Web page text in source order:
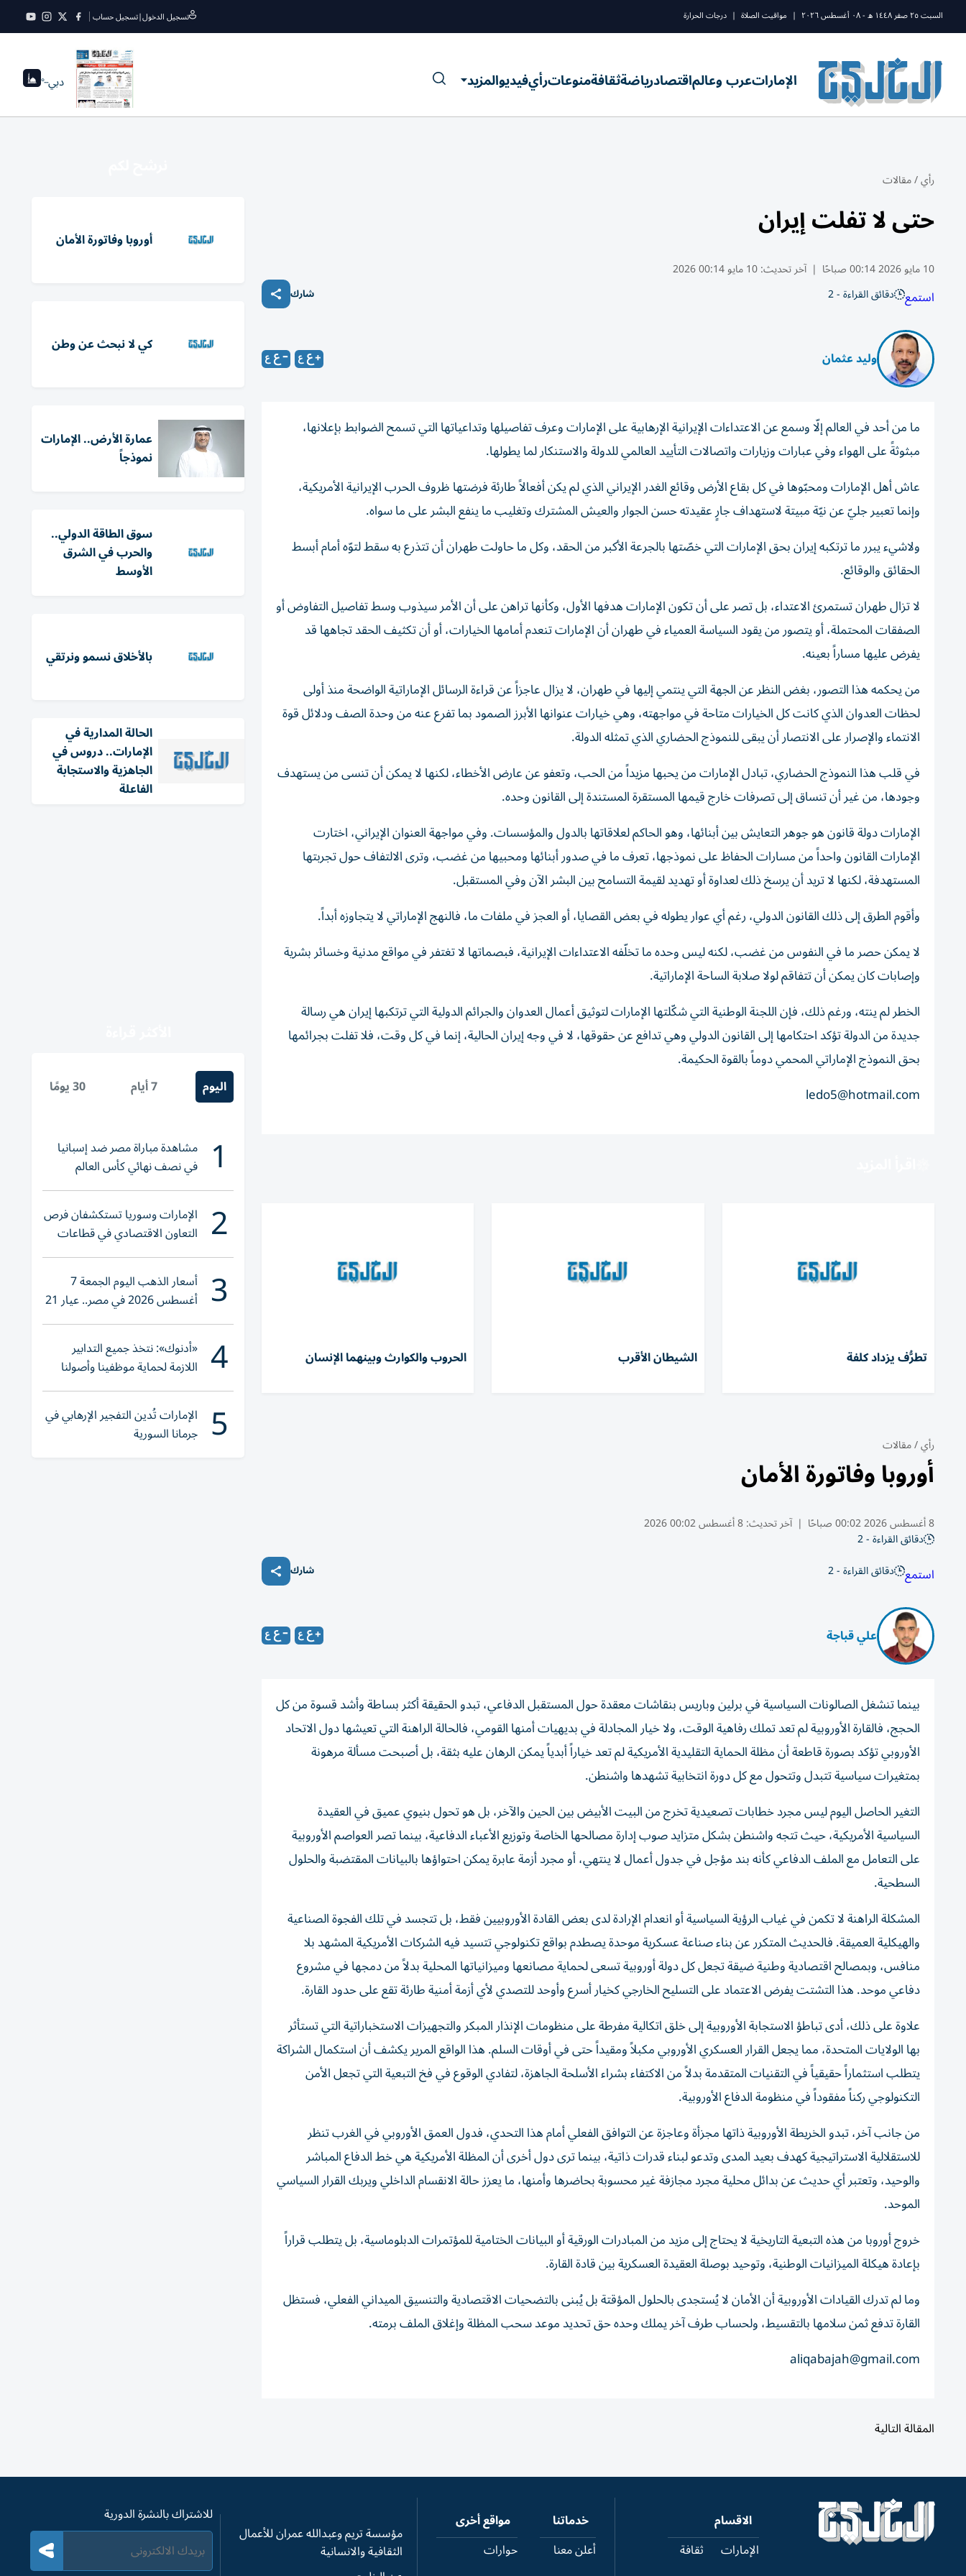
السبت ٢٥ صفر ١٤٤٨ ه - ٠٨ أغسطس ٢٠٢٦ | مواقيت الصلاة | درجات الحرارة تسجيل الدخول|تسجيل حساب
الإماراتعرب وعالماقتصادرياضةثقافةمنوعاترأيفيديوالمزيد دبي--°
رأي/مقالات
حتى لا تفلت إيران
10 مايو 2026 00:14 صباحًا | آخر تحديث:10 مايو 00:14 2026
استمع دقائق القراءة - 2 شارك
وليد عثمان
ما من أحد في العالم إلّا وسمع عن الاعتداءات الإيرانية الإرهابية على الإمارات وعرف تفاصيلها وتداعياتها التي تسمح الضوابط بإعلانها،
مبثوثةً على الهواء وفي عبارات وزيارات واتصالات التأييد العالمي للدولة والاستنكار لما يطولها.
عاش أهل الإمارات ومحبّوها في كل بقاع الأرض وقائع الغدر الإيراني الذي لم يكن أفعالاً طارئة فرضتها ظروف الحرب الإيرانية الأمريكية،
وإنما تعبير جليّ عن نيّة مبيتة لاستهداف جارٍ عقيدته حسن الجوار والعيش المشترك وتغليب ما ينفع البشر على ما سواه.
ولاشيء يبرر ما ترتكبه إيران بحق الإمارات التي خصّتها بالجرعة الأكبر من الحقد، وكل ما حاولت طهران أن تتذرع به سقط لتوّه أمام أبسط
الحقائق والوقائع.
لا تزال طهران تستمرئ الاعتداء، بل تصر على أن تكون الإمارات هدفها الأول، وكأنها تراهن على أن الأمر سيذوب وسط تفاصيل التفاوض أو
الصفقات المحتملة، أو يتصور من يقود السياسة العمياء في طهران أن الإمارات تنعدم أمامها الخيارات، أو أن تكثيف الحقد تجاهها قد
يفرض عليها مساراً بعينه.
من يحكمه هذا التصور، بغض النظر عن الجهة التي ينتمي إليها في طهران، لا يزال عاجزاً عن قراءة الرسائل الإماراتية الواضحة منذ أولى
لحظات العدوان الذي كانت كل الخيارات متاحة في مواجهته، وهي خيارات عنوانها الأبرز الصمود بما تفرع عنه من وحدة الصف ودلائل قوة
الانتماء والإصرار على الانتصار أن يبقى للنموذج الحضاري الذي تمثله الدولة.
في قلب هذا النموذج الحضاري، تبادل الإمارات من يحبها مزيداً من الحب، وتعفو عن عارض الأخطاء، لكنها لا يمكن أن تنسى من يستهدف
وجودها، من غير أن تنساق إلى تصرفات خارج قيمها المستقرة المستندة إلى القانون وحده.
الإمارات دولة قانون هو جوهر التعايش بين أبنائها، وهو الحاكم لعلاقاتها بالدول والمؤسسات. وفي مواجهة العنوان الإيراني، اختارت
الإمارات القانون واحداً من مسارات الحفاظ على نموذجها، تعرف ما في صدور أبنائها ومحبيها من غضب، وترى الالتفاف حول تجربتها
المستهدفة، لكنها لا تريد أن يرسخ ذلك لعداوة أو تهديد لقيمة التسامح بين البشر الآن وفي المستقبل.
وأقوم الطرق إلى ذلك القانون الدولي، رغم أي عوار يطوله في بعض القصايا، أو العجز في ملفات ما، فالنهج الإماراتي لا يتجاوزه أبداً.
لا يمكن حصر ما في النفوس من غضب، لكنه ليس وحده ما تخلّفه الاعتداءات الإيرانية، فبصماتها لا تغتفر في مواقع مدنية وخسائر بشرية
وإصابات كان يمكن أن تتفاقم لولا صلابة الساحة الإماراتية.
الخطر لم ينته، ورغم ذلك، فإن اللجنة الوطنية التي شكّلتها الإمارات لتوثيق أعمال العدوان والجرائم الدولية التي ترتكبها إيران هي رسالة
جديدة من الدولة تؤكد احتكامها إلى القانون الدولي وهي تدافع عن حقوقها، لا في وجه إيران الحالية، إنما في كل وقت، فلا تفلت بجرائمها
بحق النموذج الإماراتي المحمي دوماً بالقوة الحكيمة.
ledo5@hotmail.com
تطرُّف يزداد كلفة الشيطان الأقرب الحروب والكوارث وبينهما الإنسان
رأي/مقالات
أوروبا وفاتورة الأمان
8 أغسطس 2026 00:02 صباحًا | آخر تحديث:8 أغسطس 00:02 2026
دقائق القراءة - 2
استمع دقائق القراءة - 2 شارك
علي قباجة
بينما تنشغل الصالونات السياسية في برلين وباريس بنقاشات معقدة حول المستقبل الدفاعي، تبدو الحقيقة أكثر بساطة وأشد قسوة من كل
الحجج، فالقارة الأوروبية لم تعد تملك رفاهية الوقت، ولا خيار المجادلة في بديهيات أمنها القومي، فالحالة الراهنة التي تعيشها دول الاتحاد
الأوروبي تؤكد بصورة قاطعة أن مظلة الحماية التقليدية الأمريكية لم تعد خياراً أبدياً يمكن الرهان عليه بثقة، بل أصبحت مسألة مرهونة
بمتغيرات سياسية تتبدل وتتحول مع كل دورة انتخابية تشهدها واشنطن.
التغير الحاصل اليوم ليس مجرد خطابات تصعيدية تخرج من البيت الأبيض بين الحين والآخر، بل هو تحول بنيوي عميق في العقيدة
السياسية الأمريكية، حيث تتجه واشنطن بشكل متزايد صوب إدارة مصالحها الخاصة وتوزيع الأعباء الدفاعية، بينما تصر العواصم الأوروبية
على التعامل مع الملف الدفاعي كأنه بند مؤجل في جدول أعمال لا ينتهي، أو مجرد أزمة عابرة يمكن احتواؤها بالبيانات المقتضبة والحلول
السطحية.
المشكلة الراهنة لا تكمن في غياب الرؤية السياسية أو انعدام الإرادة لدى بعض القادة الأوروبيين فقط، بل تتجسد في تلك الفجوة الصناعية
والهيكلية العميقة. فالحديث المتكرر عن بناء صناعة عسكرية موحدة يصطدم بواقع تكنولوجي تتسيد فيه الشركات الأمريكية المشهد بلا
منافس، وبمصالح اقتصادية وطنية ضيقة تجعل كل دولة أوروبية تسعى لحماية مصانعها وميزانياتها المحلية بدلاً من دمجها في مشروع
دفاعي موحد. هذا التشتت يفرض الاعتماد على التسليح الخارجي كخيار أسرع وأوحد للتصدي لأي أزمة أمنية طارئة تقع على حدود القارة.
علاوة على ذلك، أدى تباطؤ الاستجابة الأوروبية إلى خلق اتكالية مفرطة على منظومات الإنذار المبكر والتجهيزات الاستخباراتية التي تستأثر
بها الولايات المتحدة، مما يجعل القرار العسكري الأوروبي مكبلاً ومقيداً حتى في أوقات السلم. هذا الواقع المرير يكشف أن استكمال الشراكة
يتطلب استثماراً حقيقياً في التقنيات المتقدمة بدلاً من الاكتفاء بشراء الأسلحة الجاهزة، لتفادي الوقوع في فخ التبعية التي تجعل الأمن
التكنولوجي ركناً مفقوداً في منظومة الدفاع الأوروبية.
من جانب آخر، تبدو الخريطة الأوروبية ذاتها مجزأة وعاجزة عن التوافق الفعلي أمام هذا التحدي، فدول العمق الأوروبي في الغرب تنظر
للاستقلالية الاستراتيجية كهدف بعيد المدى وتدعو لبناء قدرات ذاتية، بينما ترى دول أخرى أن المظلة الأمريكية هي خط الدفاع المباشر
والوحيد، وتعتبر أي حديث عن بدائل محلية مجرد مجازفة غير محسوبة بحاضرها وأمنها، ما يعزز حالة الانقسام الداخلي ويربك القرار السياسي
الموحد.
خروج أوروبا من هذه التبعية التاريخية لا يحتاج إلى مزيد من المبادرات الورقية أو البيانات الختامية للمؤتمرات الدبلوماسية، بل يتطلب قراراً
بإعادة هيكلة الميزانيات الوطنية، وتوحيد بوصلة العقيدة العسكرية بين قادة القارة.
وما لم تدرك القيادات الأوروبية أن الأمان لا يُستجدى بالحلول المؤقتة بل يُبنى بالتضحيات الاقتصادية والتنسيق الميداني الفعلي، فستظل
القارة تدفع ثمن سلامها بالتقسيط، ولحساب طرف آخر يملك وحده حق تحديد موعد سحب المظلة وإغلاق الملف برمته.
aliqabajah@gmail.com
المقالة التالية
أوروبا وفاتورة الأمان
كي لا نبحث عن وطن
عمارة الأرض.. الإمارات
نموذجاً
سوق الطاقة الدولي..
والحرب في الشرق
الأوسط
بالأخلاق نسمو ونرتقي
الحالة المدارية في
الإمارات.. دروس في
الجاهزية والاستجابة
الفاعلة
اليوم 7 أيام 30 يومًا
1 مشاهدة مباراة مصر ضد إسبانيا
في نصف نهائي كأس العالم
لناشئات اليد 2026
2 الإمارات وسوريا تستكشفان فرص
التعاون الاقتصادي في قطاعات
حيوية
3 أسعار الذهب اليوم الجمعة 7
أغسطس 2026 في مصر.. عيار 21
يقترب من هذا الرقم
4 «أدنوك»: نتخذ جميع التدابير
اللازمة لحماية موظفينا وأصولنا
وعملياتنا
5 الإمارات تُدين التفجير الإرهابي في
جرمانا السورية
الاقسام
الإمارات
ثقافة
خدماتنا
أعلن معنا
مواقع أخرى
حوارات
مؤسسة تريم وعبدالله عمران للأعمال
الثقافية والانسانية
للاشتراك بالنشرة الدورية